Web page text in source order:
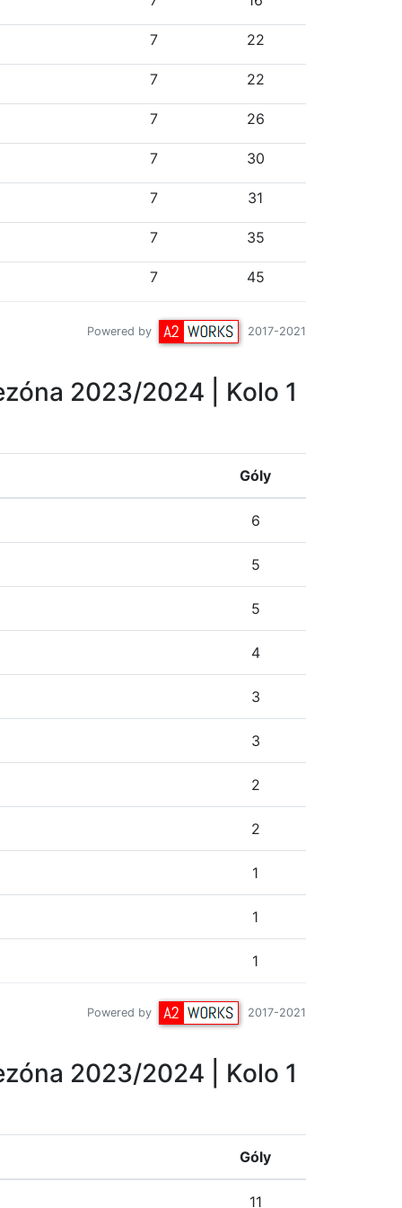
7 22
7 22
7 26
7 30
7 31
7 35
7 45
Powered by 2017-2021
2023/2024 | Kolo 1
Góly
6
5
5
4
3
3
2
2
1
1
1
Powered by 2017-2021
2023/2024 | Kolo 1
Góly
11